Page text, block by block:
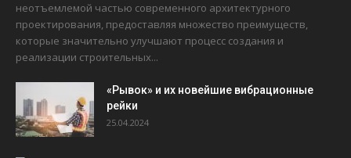
неотъемлемой частью современного архитектурного
проектирования, предоставляя множество преимуществ,
которые значительно улучшают процесс создания и
реализации строительных...
«Рывок» и их новейшие вибрационные
рейки
25.04.2024